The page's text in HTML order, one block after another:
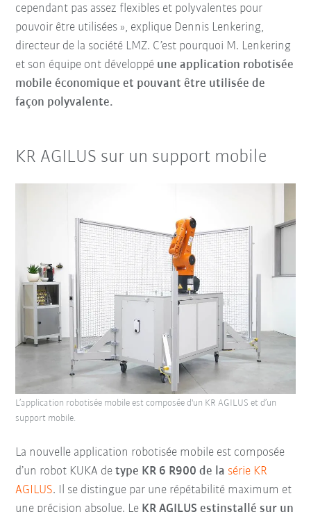
cependant pas assez flexibles et polyvalentes pour
pouvoir être utilisées », explique Dennis Lenkering,
directeur de la société LMZ. C’est pourquoi M. Lenkering
et son équipe ont développé une application robotisée
mobile économique et pouvant être utilisée de
façon polyvalente.
KR AGILUS sur un support mobile
La nouvelle application robotisée mobile est composée
d’un robot KUKA detype KR 6 R900de la série KR
AGILUS.
Il se distingue par une répétabilité maximum et
une précision absolue. Le KR AGILUS estinstallé sur un
L’application robotisée mobile est composée d'un KR AGILUS et d’un
support mobile.